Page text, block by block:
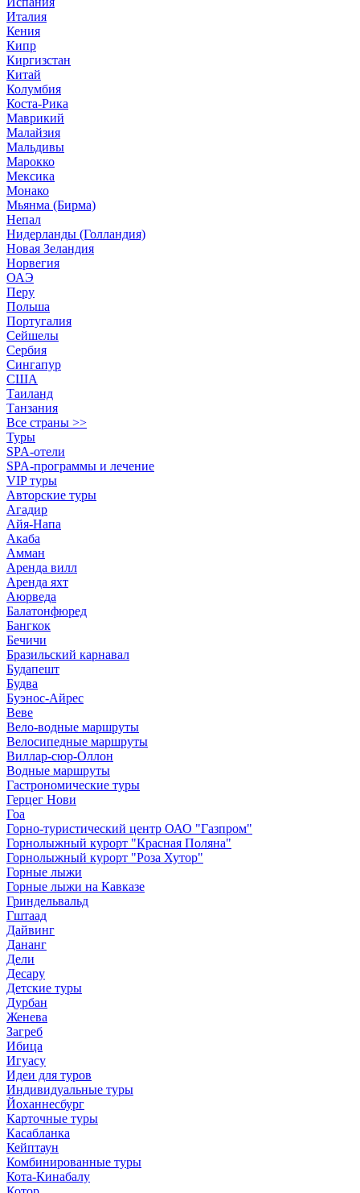
Италия
Кения
Кипр
Киргизстан
Китай
Колумбия
Коста-Рика
Маврикий
Малайзия
Мальдивы
Марокко
Мексика
Монако
Мьянма (Бирма)
Непал
Нидерланды (Голландия)
Новая Зеландия
Норвегия
ОАЭ
Перу
Польша
Португалия
Сейшелы
Сербия
Сингапур
США
Таиланд
Танзания
Все страны >>
Туры
SPA-отели
SPA-программы и лечение
VIP туры
Авторские туры
Агадир
Айя-Напа
Акаба
Амман
Аренда вилл
Аренда яхт
Аюрведа
Балатонфюред
Бангкок
Бечичи
Бразильский карнавал
Будапешт
Будва
Буэнос-Айрес
Веве
Вело-водные маршруты
Велосипедные маршруты
Виллар-сюр-Оллон
Водные маршруты
Гастрономические туры
Герцег Нови
Гоа
Горно-туристический центр ОАО "Газпром"
Горнолыжный курорт "Красная Поляна"
Горнолыжный курорт "Роза Хутор"
Горные лыжи
Горные лыжи на Кавказе
Гриндельвальд
Гштаад
Дайвинг
Дананг
Дели
Десару
Детские туры
Дурбан
Женева
Загреб
Ибица
Игуасу
Идеи для туров
Индивидуальные туры
Йоханнесбург
Карточные туры
Касабланка
Кейптаун
Комбинированные туры
Кота-Кинабалу